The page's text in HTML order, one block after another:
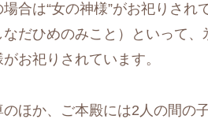
合は“女の神様”がお祀りさ
だひめのみこと）といって
お祀りされています。
ほか、ご本殿には2人の間の